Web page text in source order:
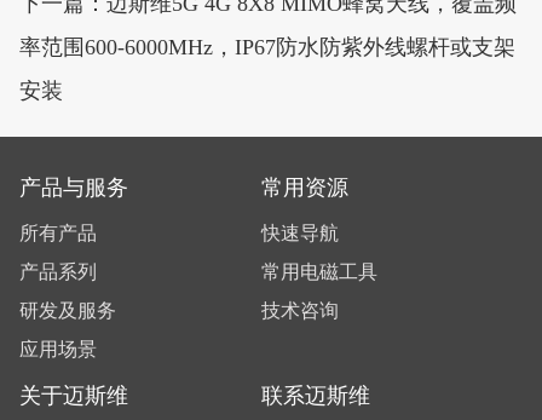
率范围600-6000MHz，IP67防水防紫外线螺杆或支架
安装
产品与服务
所有产品
产品系列
研发及服务
应用场景
常用资源
快速导航
常用电磁工具
技术咨询
关于迈斯维 联系迈斯维